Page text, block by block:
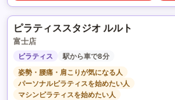
ピラティススタジオ ルルト
富士店
ピラティス
駅から車で8分
姿勢・腰痛・肩こりが気になる人
パーソナルピラティスを始めたい人
マシンピラティスを始めたい人